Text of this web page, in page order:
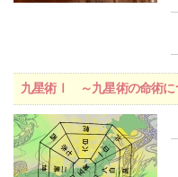
九星術Ⅰ ～九星術の命術に